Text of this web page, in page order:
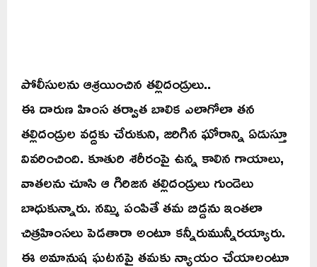
పోలీసులను ఆశ్రయించిన తల్లిదండ్రులు..
ఈ దారుణ హింస తర్వాత బాలిక ఎలాగోలా తన
తల్లిదండ్రుల వద్దకు చేరుకుని, జరిగిన ఘోరాన్ని ఏడుస్తూ
వివరించింది. కూతురి శరీరంపై ఉన్న కాలిన గాయాలు,
వాతలను చూసి ఆ గిరిజన తల్లిదండ్రులు గుండెలు
బాధుకున్నారు. నమ్మి పంపితే తమ బిడ్డను ఇంతలా
చిత్రహింసలు పెడతారా అంటూ కన్నీరుమున్నీరయ్యారు.
ఈ అమానుష ఘటనపై తమకు న్యాయం చేయాలంటూ